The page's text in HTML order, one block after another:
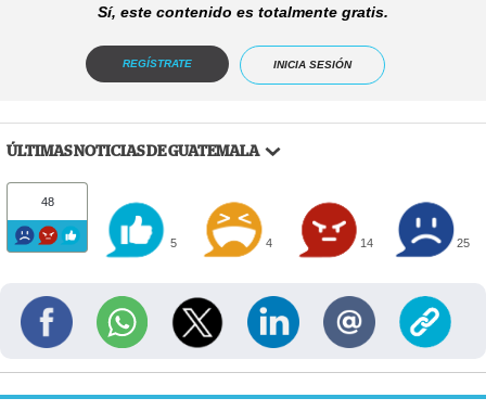
Sí, este contenido es totalmente gratis.
REGÍSTRATE INICIA SESIÓN
ÚLTIMAS NOTICIAS DE GUATEMALA
48
5 4 14 25